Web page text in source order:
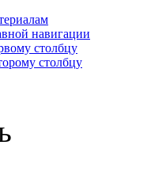
навигации
столбцу
столбцу